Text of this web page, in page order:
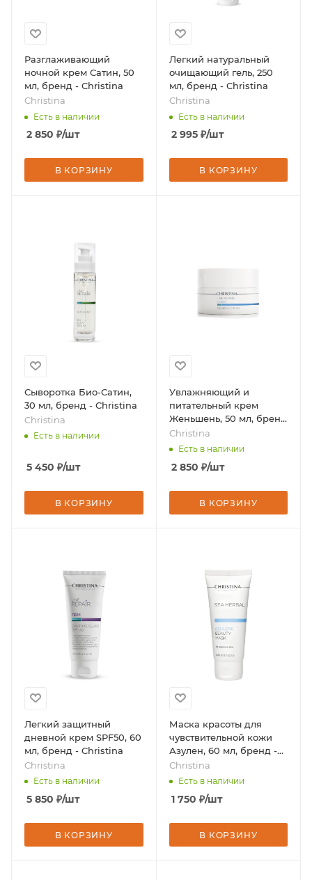
Разглаживающий
ночной крем Сатин, 50
мл, бренд - Christina
Christina
Есть в наличии
2 850 ₽/шт
В КОРЗИНУ
Легкий натуральный
очищающий гель, 250
мл, бренд - Christina
Christina
Есть в наличии
2 995₽/шт
В КОРЗИНУ
Сыворотка Био-Сатин,
30 мл, бренд - Christina
Christina
Есть в наличии
5 450 ₽/шт
В КОРЗИНУ
Увлажняющий и
питательный крем
Женьшень, 50 мл, бренд
- Christina
Christina
Есть в наличии
2 850 ₽/шт
В КОРЗИНУ
Легкий защитный
дневной крем SPF50, 60
мл, бренд - Christina
Christina
Есть в наличии
5 850 ₽/шт
В КОРЗИНУ
Маска красоты для
чувствительной кожи
Азулен, 60 мл, бренд -
Christina
Christina
Есть в наличии
1 750 ₽/шт
В КОРЗИНУ